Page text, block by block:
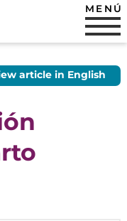
MENÚ
article in English